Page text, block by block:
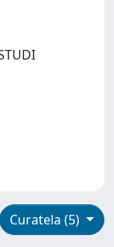
Curatela (5)